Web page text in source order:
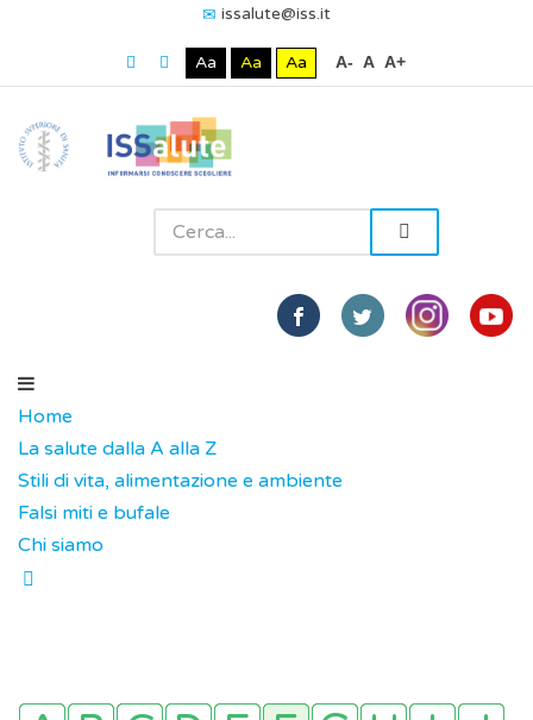
issalute@iss.it
Aa Aa Aa A- A A+
Home
La salute dalla A alla Z
Stili di vita, alimentazione e ambiente
Falsi miti e bufale
Chi siamo